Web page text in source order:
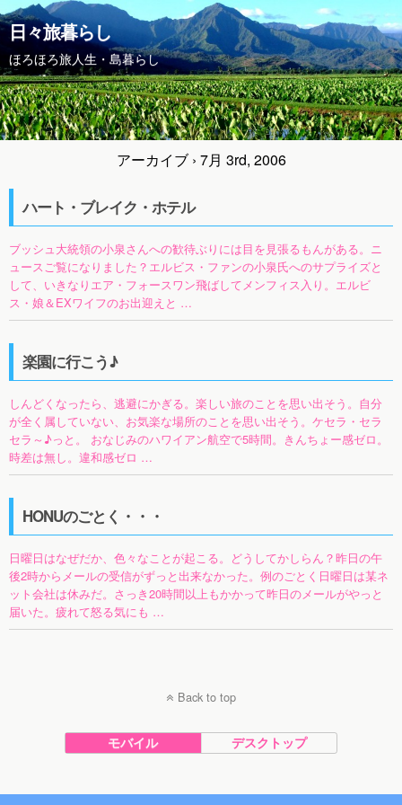
日々旅暮らし
ほろほろ旅人生・島暮らし
アーカイブ › 7月 3rd, 2006
ハート・ブレイク・ホテル
ブッシュ大統領の小泉さんへの歓待ぶりには目を見張るもんがある。ニ
ュースご覧になりました？エルビス・ファンの小泉氏へのサプライズと
して、いきなりエア・フォースワン飛ばしてメンフィス入り。エルビ
ス・娘＆EXワイフのお出迎えと …
楽園に行こう♪
しんどくなったら、逃避にかぎる。楽しい旅のことを思い出そう。自分
が全く属していない、お気楽な場所のことを思い出そう。ケセラ・セラ
セラ～♪っと。 おなじみのハワイアン航空で5時間。きんちょー感ゼロ。
時差は無し。違和感ゼロ …
HONUのごとく・・・
日曜日はなぜだか、色々なことが起こる。どうしてかしらん？昨日の午
後2時からメールの受信がずっと出来なかった。例のごとく日曜日は某ネ
ット会社は休みだ。さっき20時間以上もかかって昨日のメールがやっと
届いた。疲れて怒る気にも …
Back to top
モバイル デスクトップ